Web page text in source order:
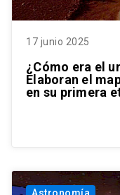
17 junio 2025
¿Cómo era el
Elaboran el
en su primera